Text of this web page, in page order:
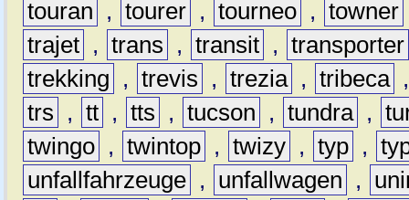
touran , tourer , tourneo , towner
trajet , trans , transit , transporter
trekking
, trevis , trezia , tribeca
trs
, tt , tts , tucson , tundra ,
twingo , twintop , twizy , typ ,
unfallfahrzeuge , unfallwagen ,